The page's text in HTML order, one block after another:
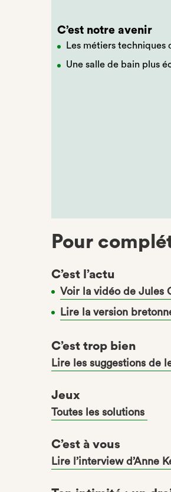
C’est notre avenir
Les métiers techniques
Une salle de bain plus
Pour
C’est l’actu
Voir la vidéo de Jules
Lire la version
C’est trop bien
Lire les suggestions de
Jeux
Toutes les solutions
C’est à vous
Lire l’interview d’Anne